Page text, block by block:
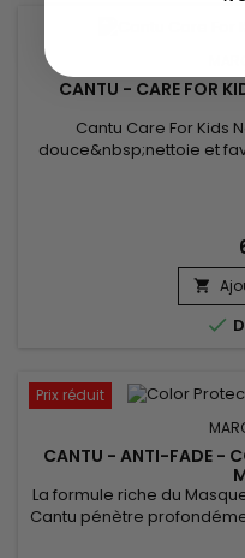
CANTU - CARE FOR
Cantu Care For Kids
douce&nbsp;nettoie et
fragiles,&nbsp;boucles


Prix réduit
CANTU - ANTI-FADE -
La formule riche du
Cantu pénètre